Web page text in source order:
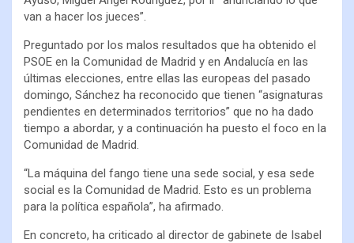
van a hacer los jueces”.
Preguntado por los malos resultados que ha obtenido el
PSOE en la Comunidad de Madrid y en Andalucía en las
últimas elecciones, entre ellas las europeas del pasado
domingo, Sánchez ha reconocido que tienen “asignaturas
pendientes en determinados territorios” que no ha dado
tiempo a abordar, y a continuación ha puesto el foco en la
Comunidad de Madrid.
“La máquina del fango tiene una sede social, y esa sede
social es la Comunidad de Madrid. Esto es un problema
para la política española”, ha afirmado.
En concreto, ha criticado al director de gabinete de Isabel